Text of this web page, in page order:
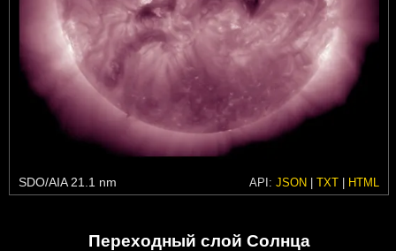
SDO/AIA 21.1 nm API: JSON | TXT | HTML
Переходный слой Солнца